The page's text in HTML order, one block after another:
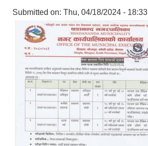
Submitted on: Thu, 04/18/2024 - 18:33